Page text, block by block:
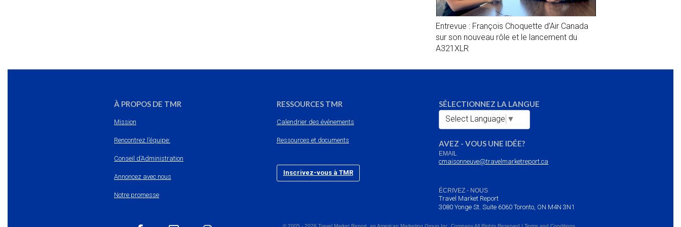
Entrevue : François Choquette d’Air Canada
sur son nouveau rôle et le lancement du
A321XLR
À PROPOS DE TMR
Mission
Rencontrez l’équipe:
Conseil d’Administration
Annoncez avec nous
Notre promesse
RESSOURCES TMR
Calendrier des événements
Ressources et documents
Inscrivez-vous à TMR
SÉLECTIONNEZ LA LANGUE
Select Language ▼
AVEZ - VOUS UNE IDÉE?
EMAIL
cmaisonneuve@travelmarketreport.ca
ÉCRIVEZ - NOUS
Travel Market Report
3080 Yonge St. Suite 6060 Toronto, ON M4N 3N1
© 2005 - 2026 Travel Market Report, an American Marketing Group Inc. Company All Rights Reserved | Terms and Conditions